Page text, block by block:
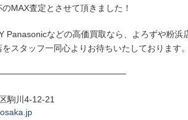
MAX査定とさせて頂きました！
Panasonicなどの高価買取なら、よろずや粉浜
スタッフ一同心よりお待ちいたしております。
駒川4-12-21